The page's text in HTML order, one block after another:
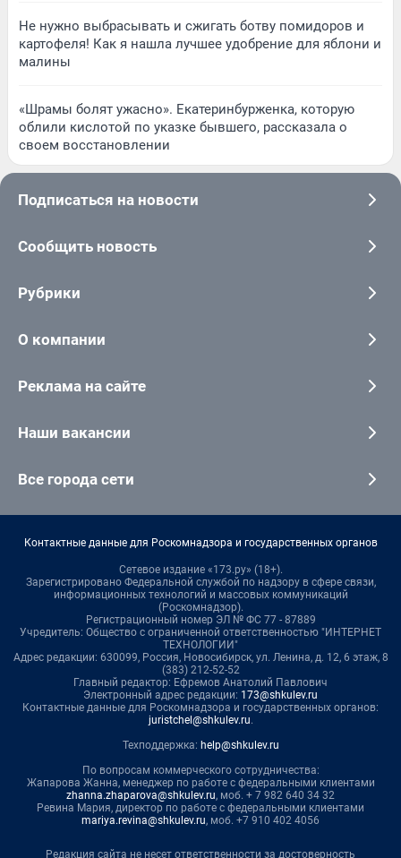
Не нужно выбрасывать и сжигать ботву помидоров и
картофеля! Как я нашла лучшее удобрение для яблони и
малины
«Шрамы болят ужасно». Екатеринбурженка, которую
облили кислотой по указке бывшего, рассказала о
своем восстановлении
Подписаться на новости
Сообщить новость
Рубрики
О компании
Реклама на сайте
Наши вакансии
Все города сети
Контактные данные для Роскомнадзора и государственных органов
Сетевое издание «173.ру» (18+).
Зарегистрировано Федеральной службой по надзору в сфере связи,
информационных технологий и массовых коммуникаций
(Роскомнадзор).
Регистрационный номер ЭЛ № ФС 77 - 87889
Учредитель: Общество с ограниченной ответственностью "ИНТЕРНЕТ
ТЕХНОЛОГИИ"
Адрес редакции: 630099, Россия, Новосибирск, ул. Ленина, д. 12, 6 этаж, 8
(383) 212-52-52
Главный редактор: Ефремов Анатолий Павлович
Электронный адрес редакции: 173@shkulev.ru
Контактные данные для Роскомнадзора и государственных органов:
juristchel@shkulev.ru.
Техподдержка: help@shkulev.ru
По вопросам коммерческого сотрудничества:
Жапарова Жанна, менеджер по работе с федеральными клиентами
zhanna.zhaparova@shkulev.ru, моб. + 7 982 640 34 32
Ревина Мария, директор по работе с федеральными клиентами
mariya.revina@shkulev.ru, моб. +7 910 402 4056
Редакция сайта не несет ответственности за достоверность